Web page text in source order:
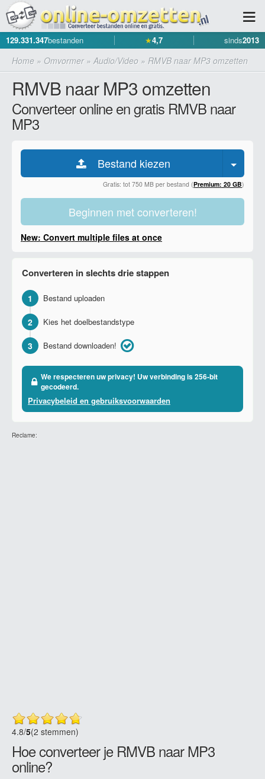
129.331.347bestanden ★4,7 sinds2013
Home » Omvormer» Audio/Video » RMVB naar MP3 omzetten
RMVB naar MP3 omzetten
Converteer online en gratis RMVB naar
MP3
Bestand kiezen
Gratis: tot 750 MB per bestand (Premium: 20 GB)
Beginnen met converteren!
New: Convert multiple files at once
Converteren in slechts drie stappen
1 Bestand uploaden
2 Kies het doelbestandstype
3 Bestand downloaden!
We respecteren uw privacy! Uw verbinding is 256-bit
gecodeerd.
Privacybeleid en gebruiksvoorwaarden
Reclame:
4.8/5(2 stemmen)
Hoe converteer je RMVB naar MP3
online?